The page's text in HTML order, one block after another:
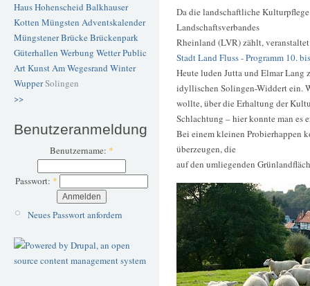
Haus Hohenscheid Balkhauser
Kotten Müngsten Adventskalender
Müngstener BrückeBrückenpark
Güterhallen Werbung WetterPublic
ArtKunstAm Wegesrand Winter
WupperSolingen
>>
Benutzeranmeldung
Benutzername: *
Passwort: *
Neues Passwort anfordern
Da die landschaftliche
Landschaftsverbandes
Rheinland (LVR) zählt,
Stadt Land Fluss - Programm 10.
Heute luden Jutta und Elmar
idyllischen Solingen-Widdert ein.
wollte, über die Erhaltung der
Schlachtung – hier konnte man es
Bei einem kleinen Probierhappen
überzeugen, die
auf den umliegenden